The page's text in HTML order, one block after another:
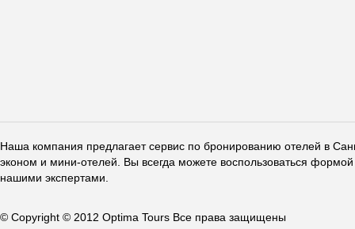
Наша компания предлагает сервис по бронированию отелей в
эконом и мини-отелей. Вы всегда можете воспользоваться
нашими экспертами.
© Copyright © 2012 Optima Tours Все права защищены